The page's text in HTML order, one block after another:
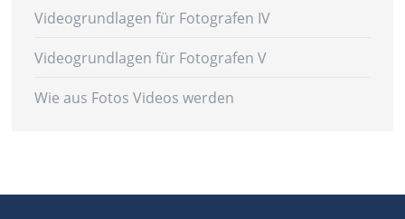
Videogrundlagen für Fotografen IV
Videogrundlagen für Fotografen V
Wie aus Fotos Videos werden